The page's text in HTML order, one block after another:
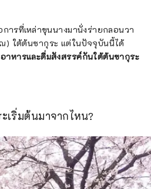
ารที่เหล่าขุนนางมานั่งร่ายกลอนวา
ใต้ต้นซากุระ แต่ในปัจจุบันนี้ได้
าหารและดื่มสังสรรค์กันใต้ต้นซากุระ
เริ่มต้นมาจากไหน?